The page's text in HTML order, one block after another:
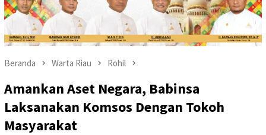
Beranda Warta Riau Rohil
Amankan Aset Negara, Babinsa
Laksanakan Komsos Dengan Tokoh
Masyarakat